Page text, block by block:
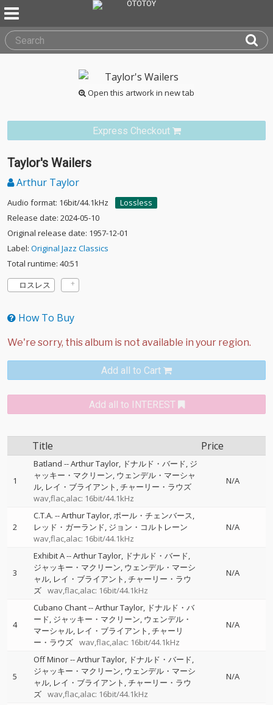
Open this artwork in new tab
Express Checkout
Taylor's Wailers
Arthur Taylor
Audio format: 16bit/44.1kHz
Lossless
Release date: 2024-05-10
Original release date: 1957-12-01
Label: Original Jazz Classics
Total runtime: 40:51
ロスレス
How To Buy
Add all to Cart
Add all to INTEREST
Title Price
1
Batland --Arthur Taylor ドナルド・バード ジ
ャッキー・マクリーン ウェンデル・マーシャ
ル レイ・ブライアント チャーリー・ラウズ
wav,flac,alac: 16bit/44.1kHz
N/A
2
C.T.A. --Arthur Taylor ポール・チェンバース
レッド・ガーランド ジョン・コルトレーン
wav,flac,alac: 16bit/44.1kHz
N/A
3
Exhibit A--Arthur Taylor ドナルド・バード
ジャッキー・マクリーン ウェンデル・マーシ
ャル レイ・ブライアント チャーリー・ラウ
ズ wav,flac,alac: 16bit/44.1kHz
N/A
4
Cubano Chant--Arthur Taylor ドナルド・バ
ード ジャッキー・マクリーン ウェンデル・
マーシャル レイ・ブライアント チャーリ
ー・ラウズ wav,flac,alac: 16bit/44.1kHz
N/A
5
Off Minor--Arthur Taylor ドナルド・バード
ジャッキー・マクリーン ウェンデル・マーシ
ャル レイ・ブライアント チャーリー・ラウ
ズ wav,flac,alac: 16bit/44.1kHz
N/A